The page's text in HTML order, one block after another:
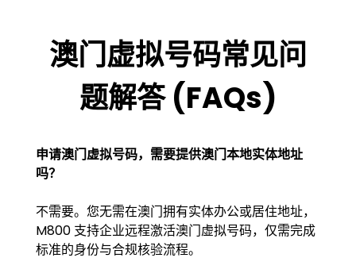
澳门虚拟号码常见问
题解答 (FAQs)
申请澳门虚拟号码，需要提供澳门本地实体地址
吗？
不需要。您无需在澳门拥有实体办公或居住地址，
M800 支持企业远程激活澳门虚拟号码，仅需完成
标准的身份与合规核验流程。